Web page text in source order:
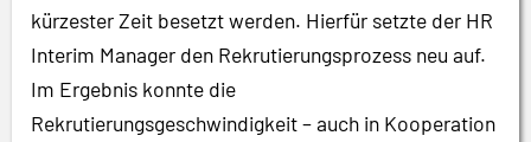
kürzester Zeit besetzt werden. Hierfür setzte der HR
Interim Manager den Rekrutierungsprozess neu auf.
Im Ergebnis konnte die
Rekrutierungsgeschwindigkeit – auch in Kooperation